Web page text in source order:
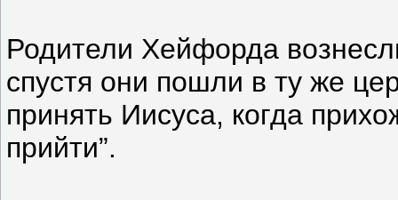
Родители Хейфорда
спустя они пошли в ту же
принять Иисуса, когда
прийти”.